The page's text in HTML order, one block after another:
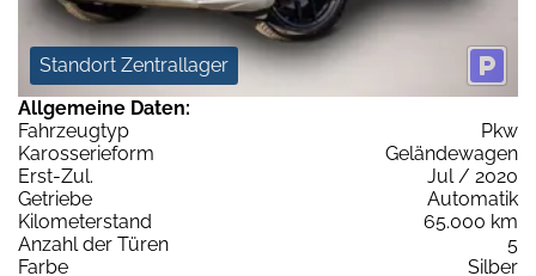
Standort Zentrallager
Allgemeine Daten:
Fahrzeugtyp
Pkw
Karosserieform
Geländewagen
Erst-Zul.
Jul / 2020
Getriebe
Automatik
Kilometerstand
65.000 km
Anzahl der Türen
5
Farbe
Silber